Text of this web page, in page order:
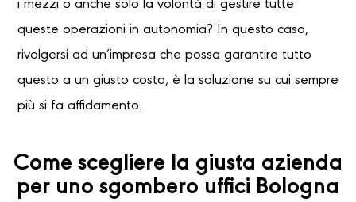
i mezzi o anche solo la volontà di gestire tutte
queste operazioni in autonomia? In questo caso,
rivolgersi ad un’impresa che possa garantire tutto
questo a un giusto costo, è la soluzione su cui sempre
più si fa affidamento.
Come scegliere la giusta azienda
per uno sgombero uffici Bologna